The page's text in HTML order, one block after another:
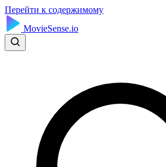
Перейти к содержимому
MovieSense.io